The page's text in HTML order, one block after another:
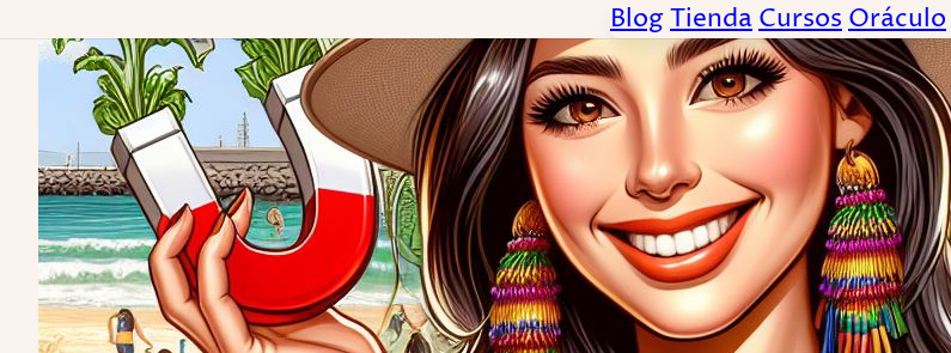
BlogTienda Cursos Oráculo